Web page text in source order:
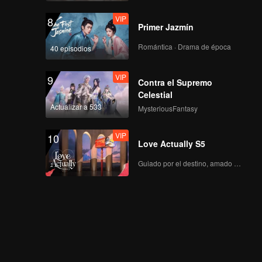
8
40 episodios
VIP
Primer Jazmín
Romántica · Drama de época
9
Actualizar a 533
VIP
Contra el Supremo
Celestial
MysteriousFantasy
10 VIP
Love Actually S5